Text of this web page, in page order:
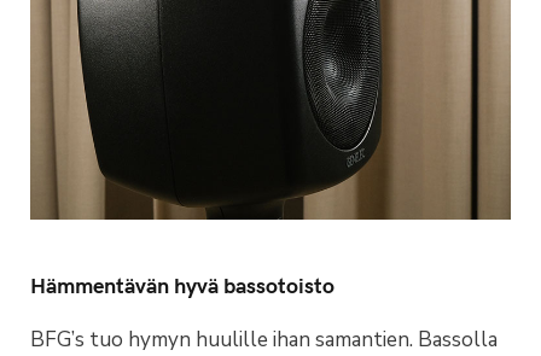
Hämmentävän hyvä bassotoisto
BFG’s tuo hymyn huulille ihan samantien. Bassolla